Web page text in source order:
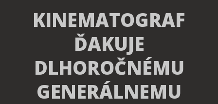
KINEMATOGRAF
ĎAKUJE
DLHOROČNÉMU
GENERÁLNEMU